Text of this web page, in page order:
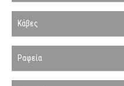
Κάβες
Ραφεία